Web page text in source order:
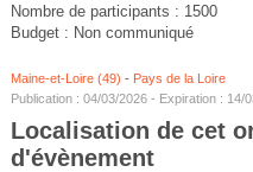
Nombre de participants : 1500
Budget : Non communiqué
Maine-et-Loire (49) - Pays de la Loire
Publication : 04/03/2026 - Expiration : 14/
Localisation de cet
d'évènement